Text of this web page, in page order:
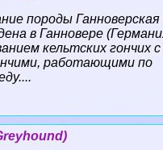
породы Ганноверская
в Ганновере
кельтских гончих с
работающими по